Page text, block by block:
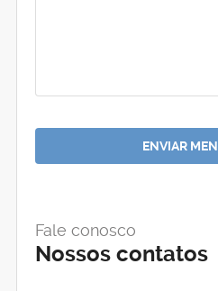
Fale conosco
Nossos contatos